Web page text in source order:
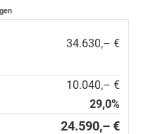
34.630,– €
10.040,– €
29,0%
24.590,– €